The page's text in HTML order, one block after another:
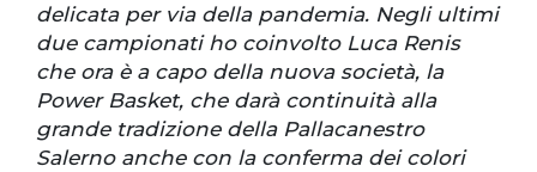
delicata per via della pandemia. Negli ultimi
due campionati ho coinvolto Luca Renis
che ora è a capo della nuova società, la
Power Basket, che darà continuità alla
grande tradizione della Pallacanestro
Salerno anche con la conferma dei colori